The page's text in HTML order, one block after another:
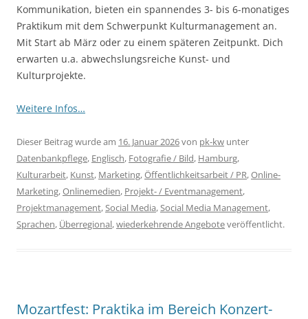
Kommunikation, bieten ein spannendes 3- bis 6-monatiges
Praktikum mit dem Schwerpunkt Kulturmanagement an.
Mit Start ab März oder zu einem späteren Zeitpunkt. Dich
erwarten u.a. abwechslungsreiche Kunst- und
Kulturprojekte.
Weitere Infos…
Dieser Beitrag wurde am 16. Januar 2026von pk-kw unter
Datenbankpflege, Englisch, Fotografie / Bild, Hamburg,
Kulturarbeit, Kunst, Marketing,Öffentlichkeitsarbeit / PR,Online-
Marketing,Onlinemedien, Projekt- / Eventmanagement,
Projektmanagement,Social Media,Social Media Management,
Sprachen, Überregional,wiederkehrende Angeboteveröffentlicht.
Mozartfest: Praktika im Bereich Konzert-